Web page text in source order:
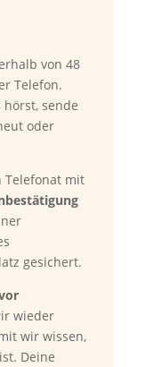
von 48
Telefon.
sende
oder
mit
gesichert.
wieder
wir wissen,
Deine